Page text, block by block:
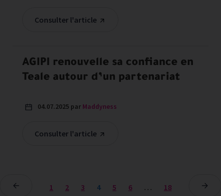
Consulter l'article
AGIPI renouvelle sa confiance en
Teale autour d’un partenariat
Consulter l'article
04.07.2025 par Maddyness
1 2 3 4 5 6 … 18